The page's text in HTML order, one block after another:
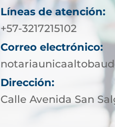
Líneas de atención:
+57-3217215102
Correo electrónico:
Dirección:
Calle Avenida San